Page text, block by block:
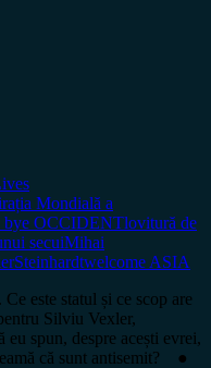
Mondială a
bye OCCIDENTlovitură de
secuiMihai
Steinhardtwelcome ASIA
este statul și ce scop are
Silviu Vexler,
spun, despre acești evrei,
că sunt antisemit? ●